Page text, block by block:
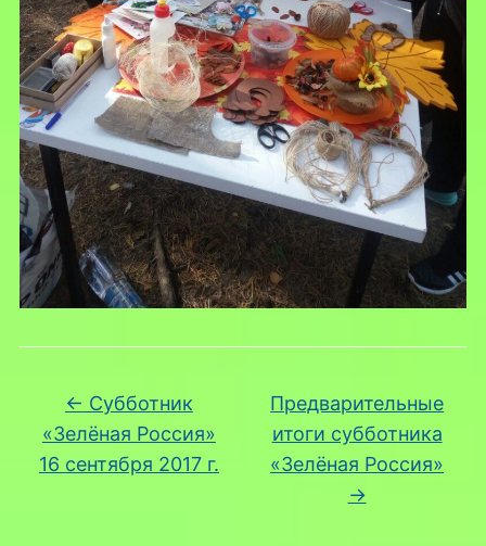
← Субботник
«Зелёная Россия»
16 сентября 2017 г.
Предварительные
итоги субботника
«Зелёная Россия»
→